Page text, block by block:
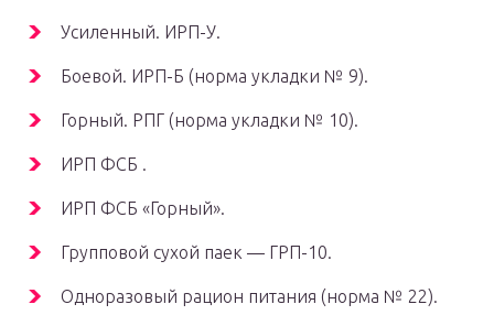
Усиленный. ИРП-У.
Боевой. ИРП-Б (норма укладки № 9).
Горный. РПГ (норма укладки № 10).
ИРП ФСБ .
ИРП ФСБ «Горный».
Групповой сухой паек — ГРП-10.
Одноразовый рацион питания (норма № 22).